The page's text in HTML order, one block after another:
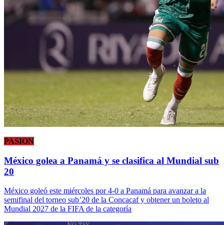
PASION
México golea a Panamá y se clasifica al Mundial sub
20
México goleó este miércoles por 4-0 a Panamá para avanzar a la
semifinal del torneo sub’20 de la Concacaf y obtener un boleto al
Mundial 2027 de la FIFA de la categoría